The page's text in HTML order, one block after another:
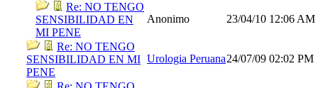
Re: NO TENGO
SENSIBILIDAD EN
MI PENE
Anonimo 23/04/10 12:06 AM
Re: NO TENGO
SENSIBILIDAD EN MI
PENE
Urologia Peruana24/07/09 02:02 PM